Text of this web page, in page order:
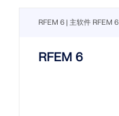
RFEM 6 | 主软件 RFEM 6
RFEM 6